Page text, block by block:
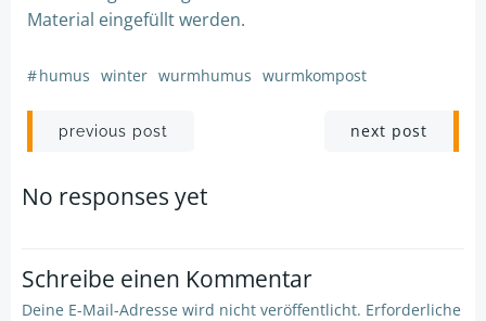
Material eingefüllt werden.
#humus winter wurmhumus wurmkompost
Post
navigation
previous post next post
No responses yet
Schreibe einen Kommentar
Deine E-Mail-Adresse wird nicht veröffentlicht. Erforderliche